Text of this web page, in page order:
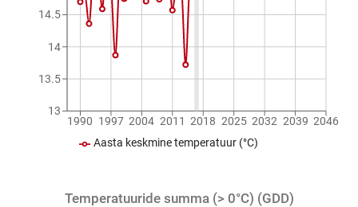
1990 1997 2004 2011 2018 2025 2032 2039 2046
13
13.5
14
14.5
Aasta keskmine temperatuur (°C)
Temperatuuride summa (> 0°C) (GDD)